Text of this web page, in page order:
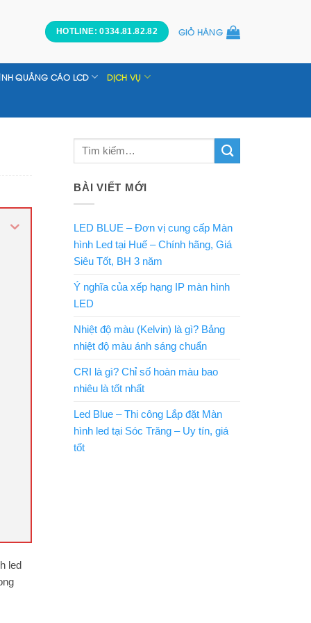
HOTLINE: 0334.81.82.82 GIỎ HÀNG
QUẢNG CÁO LCD DỊCH VỤ
led
BÀI VIẾT MỚI
LED BLUE – Đơn vị cung cấp Màn
hình Led tại Huế – Chính hãng, Giá
Siêu Tốt, BH 3 năm
Ý nghĩa của xếp hạng IP màn hình
LED
Nhiệt độ màu (Kelvin) là gì? Bảng
nhiệt độ màu ánh sáng chuẩn
CRI là gì? Chỉ số hoàn màu bao
nhiêu là tốt nhất
Led Blue – Thi công Lắp đặt Màn
hình led tại Sóc Trăng – Uy tín, giá
tốt